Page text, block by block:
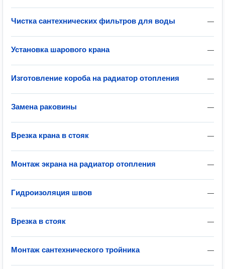
—
Чистка сантехнических фильтров для воды
—
Установка шарового крана
—
Изготовление короба на радиатор отопления
—
Замена раковины
—
Врезка крана в стояк
—
Монтаж экрана на радиатор отопления
—
Гидроизоляция швов
—
Врезка в стояк
—
Монтаж сантехнического тройника